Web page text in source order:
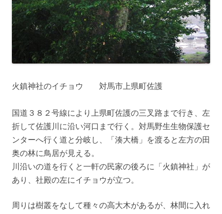
火鎮神社のイチョウ 対馬市上県町佐護
国道３８２号線により上県町佐護の三叉路まで行き、左
折して佐護川に沿い河口まで行く。対馬野生生物保護セ
ンターへ行く道と分岐し、「湊大橋」を渡ると左方の田
奥の林に鳥居が見える。
川沿いの道を行くと一軒の民家の後ろに「火鎮神社」が
あり、社殿の左にイチョウが立つ。
周りは樹叢をなして種々の高大木があるが、林間に入れ